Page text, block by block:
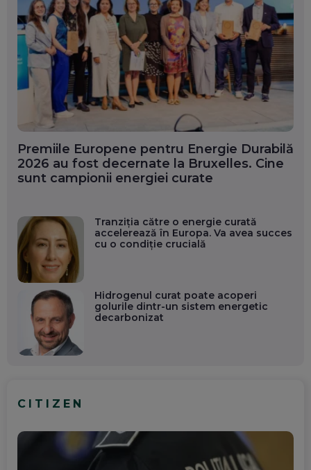
Premiile Europene pentru Energie Durabilă
2026 au fost decernate la Bruxelles. Cine
sunt campionii energiei curate
Tranziția către o energie curată
accelerează în Europa. Va avea succes
cu o condiție crucială
Hidrogenul curat poate acoperi
golurile dintr-un sistem energetic
decarbonizat
CITIZEN